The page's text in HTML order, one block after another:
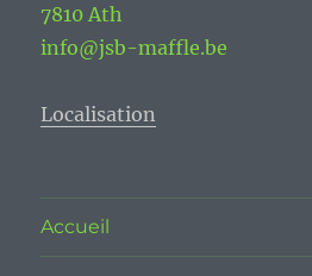
7810 Ath
info@jsb-maffle.be
Localisation
Accueil